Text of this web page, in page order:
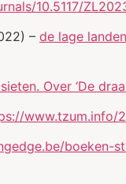
10.5117/
– de lage
Over ‘De
www.tzum.info/
boeken-